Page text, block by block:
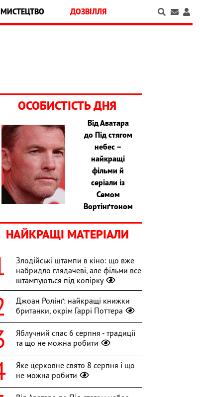
МИСТЕЦТВО ДОЗВІЛЛЯ
ОСОБИСТІСТЬ ДНЯ
Від Аватара
до Під стягом
небес –
найкращі
фільми й
серіали із
Семом
Вортінґтоном
НАЙКРАЩІ МАТЕРІАЛИ
Злодійські штампи в кіно: що вже
набридло глядачеві, але фільми все
штампуються під копірку
Джоан Ролінґ: найкращі книжки
британки, окрім Гаррі Поттера
Яблучний спас 6 серпня - традиції
та що не можна робити
Яке церковне свято 8 серпня і що
не можна робити